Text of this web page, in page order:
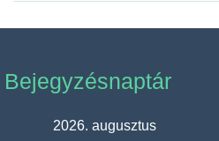
Bejegyzésnaptár
2026. augusztus